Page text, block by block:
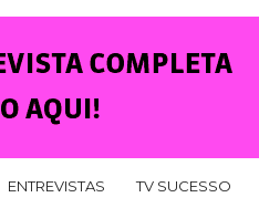
ENTREVISTAS TV SUCESSO